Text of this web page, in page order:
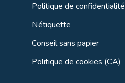
Politique de confidentialité
Nétiquette
Conseil sans papier
Politique de cookies (CA)